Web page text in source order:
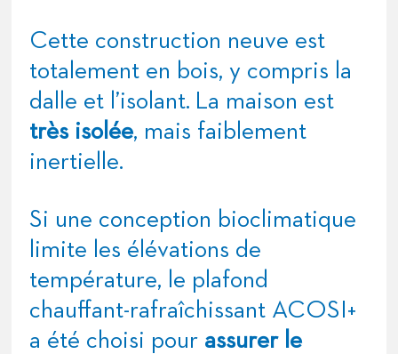
Cette construction neuve est
totalement en bois, y compris la
dalle et l’isolant. La maison est
très isolée, mais faiblement
inertielle.
Si une conception bioclimatique
limite les élévations de
température, le plafond
chauffant-rafraîchissant ACOSI+
a été choisi pour assurer le